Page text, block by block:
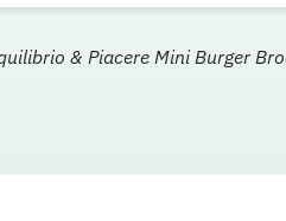
& Piacere Mini Burger